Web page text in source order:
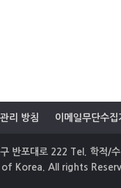
리 방침 이메일무단수집
반포대로 222 Tel. 학적/
Korea. All rights